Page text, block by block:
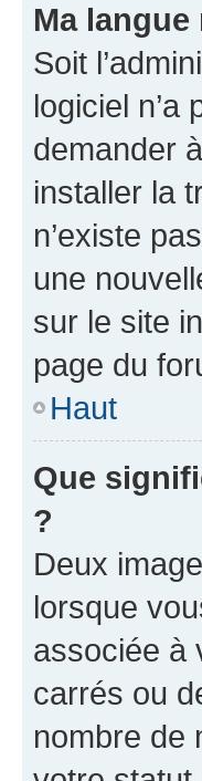
Ma langue
Soit
logiciel
demander
installer la
n’existe
une
sur le site
page du
Haut
Que
?
Deux
lorsque
associée à
carrés ou
nombre de